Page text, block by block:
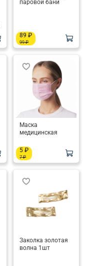
паровой бани
89 ₽
99 ₽
Маска
медицинская
5 ₽
7 ₽
Заколка золотая
волна 1шт